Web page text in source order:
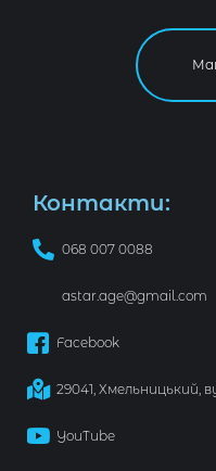
Контакти:
068 007 0088
astar.age@gmail.com
Facebook
29041, Хмельницький,
YouTube